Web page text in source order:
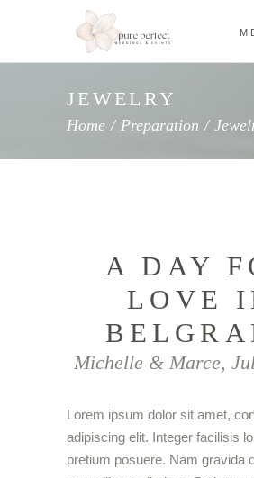
JEWELRY
Home/Preparation/
A DAY
LOVE
Michelle & Marce,
Lorem ipsum dolor sit amet,
adipiscing elit. Integer facilisis
pretium posuere. Nam gravida